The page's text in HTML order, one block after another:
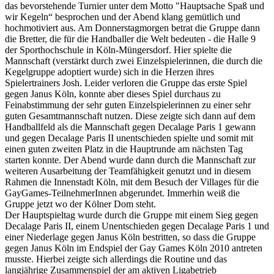
das bevorstehende Turnier unter dem Motto "Hauptsache Spaß und
wir Kegeln“ besprochen und der Abend klang gemütlich und
hochmotiviert aus. Am Donnerstagmorgen betrat die Gruppe dann
die Bretter, die für die Handballer die Welt bedeuten - die Halle 9
der Sporthochschule in Köln-Müngersdorf. Hier spielte die
Mannschaft (verstärkt durch zwei Einzelspielerinnen, die durch die
Kegelgruppe adoptiert wurde) sich in die Herzen ihres
Spielertrainers Josh. Leider verloren die Gruppe das erste Spiel
gegen Janus Köln, konnte aber dieses Spiel durchaus zu
Feinabstimmung der sehr guten Einzelspielerinnen zu einer sehr
guten Gesamtmannschaft nutzen. Diese zeigte sich dann auf dem
Handballfeld als die Mannschaft gegen Decalage Paris 1 gewann
und gegen Decalage Paris II unentschieden spielte und somit mit
einen guten zweiten Platz in die Hauptrunde am nächsten Tag
starten konnte. Der Abend wurde dann durch die Mannschaft zur
weiteren Ausarbeitung der Teamfähigkeit genutzt und in diesem
Rahmen die Innenstadt Köln, mit dem Besuch der Villages für die
GayGames-TeilnehmerInnen abgerundet. Immerhin weiß die
Gruppe jetzt wo der Kölner Dom steht.
Der Hauptspieltag wurde durch die Gruppe mit einem Sieg gegen
Decalage Paris II, einem Unentschieden gegen Decalage Paris 1 und
einer Niederlage gegen Janus Köln bestritten, so dass die Gruppe
gegen Janus Köln im Endspiel der Gay Games Köln 2010 antreten
musste. Hierbei zeigte sich allerdings die Routine und das
langjährige Zusammenspiel der am aktiven Ligabetrieb